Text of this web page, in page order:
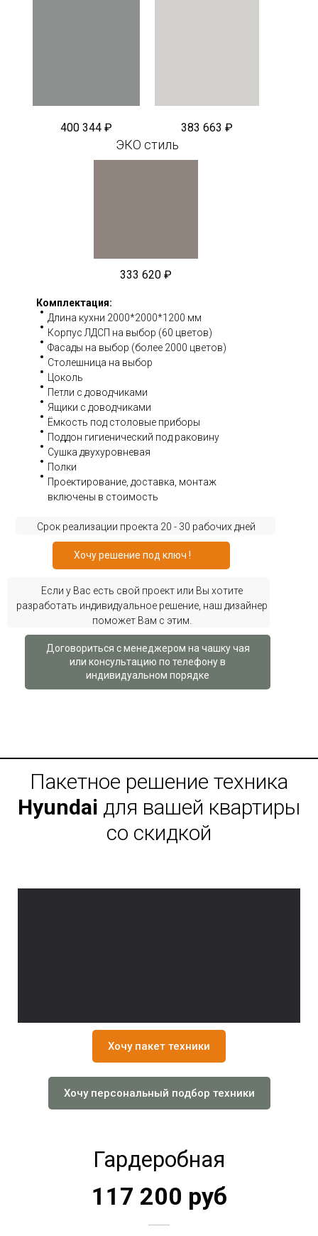
Хочу решение под ключ !
Срок реализации проекта 20 - 30 рабочих дней
Если у Вас есть свой проект или Вы хотите
разработать индивидуальное решение, наш дизайнер
поможет Вам с этим.
Договориться с менеджером на чашку чая
или консультацию по телефону в
индивидуальном порядке
Комплектация:
Длина кухни 2000*2000*1200 мм
Корпус ЛДСП на выбор (60 цветов)
Фасады на выбор (более 2000 цветов)
Столешница на выбор
Цоколь
Петли с доводчиками
Ящики с доводчиками
Ёмкость под столовые приборы
Поддон гигиенический под раковину
Сушка двухуровневая
Полки
Проектирование, доставка, монтаж
включены в стоимость
333 620 ₽
383 663 ₽
400 344 ₽
ЭКО стиль
Пакетное решение техника
Hyundai для вашей квартиры
со скидкой
Хочу пакет техники
Хочу персональный подбор техники
Гардеробная
117 200 руб